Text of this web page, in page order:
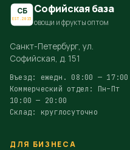
СБ
EST.2015
Софийская база
овощи и фрукты оптом
Санкт-Петербург, ул.
Софийская, д. 151
Въезд: ежедн. 08:00 — 17:00
Коммерческий отдел: Пн–Пт
10:00 — 20:00
Склад: круглосуточно
ДЛЯ БИЗНЕСА